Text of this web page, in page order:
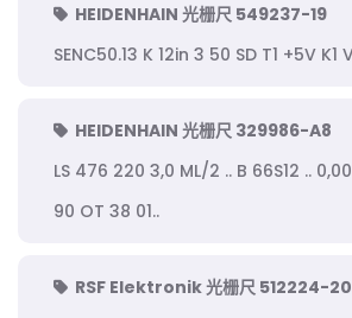
HEIDENHAIN 光栅尺 549237-19
SENC50.13 K 12in 3 50 SD T1 +5V K1
HEIDENHAIN 光栅尺 329986-A8
LS 476 220 3,0 ML/2 .. B 66S12 ..
90 OT 38 01..
RSF Elektronik 光栅尺 512224-20